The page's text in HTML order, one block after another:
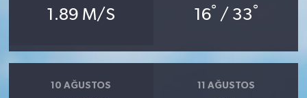
1.89 M/S 16° / 33°
10 AĞUSTOS 11 AĞUSTOS